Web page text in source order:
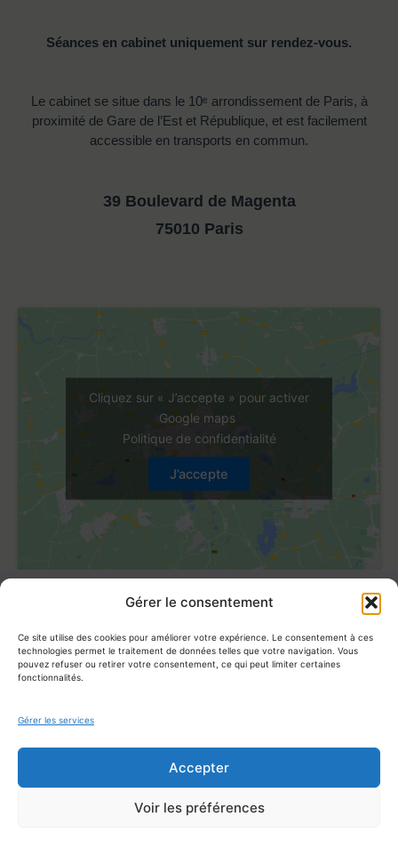
Gérer le consentement
Ce site utilise des cookies pour améliorer votre expérience. Le consentement à ces
technologies permet le traitement de données telles que votre navigation. Vous
pouvez refuser ou retirer votre consentement, ce qui peut limiter certaines
fonctionnalités.
Gérer les services
Accepter
Voir les préférences
Séances en cabinet uniquement sur rendez-vous.
Le cabinet se situe dans le 10ᵉ arrondissement de Paris, à
proximité de Gare de l’Est et République, et est facilement
accessible en transports en commun.
39 Boulevard de Magenta
75010 Paris
Cliquez sur « J’accepte » pour activer
Google maps
Politique de confidentialité
J’accepte
Katharina Puhst
07 66 14 21 77
Mentions légales
Politique de confidentialité